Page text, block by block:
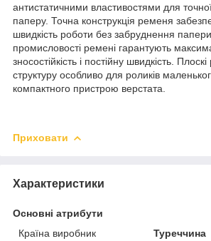
антистатичними властивостями для
паперу. Точна конструкція ременя
швидкість роботи без забруднення
промисловості ремені гарантують
зносостійкість і постійну швидкість.
структуру особливо для роликів
компактного пристрою верстата.
Приховати
Характеристики
Основні атрибути
Країна виробник
Туреччина